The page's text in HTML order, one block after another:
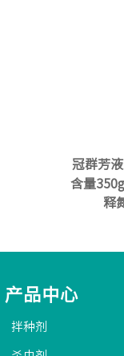
冠群芳
含量
释
产品中心
拌种剂